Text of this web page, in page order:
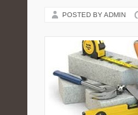
POSTED BY ADMIN